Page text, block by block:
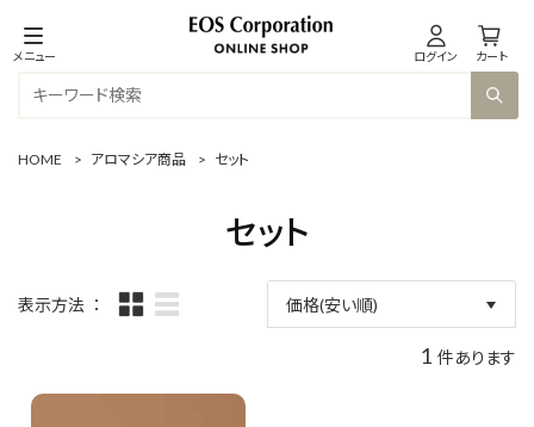
メニュー ログイン カート
HOME > アロマシア商品 > セット
セット
表示方法 価格(安い順)
1 件あります